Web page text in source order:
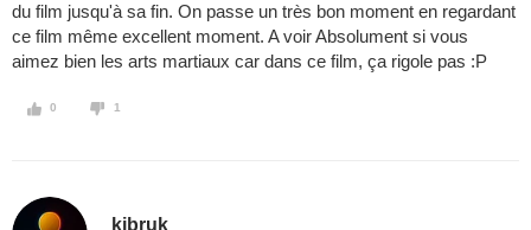
du film jusqu'à sa fin. On passe un très bon moment en regardant
ce film même excellent moment. A voir Absolument si vous
aimez bien les arts martiaux car dans ce film, ça rigole pas :P
0 1
kibruk